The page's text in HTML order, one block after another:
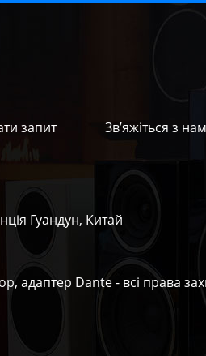
запит Зв’яжіться з
Гуандун, Китай
адаптер Dante - всі права